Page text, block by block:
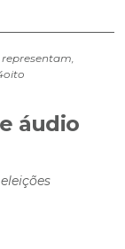
representam,
áudio